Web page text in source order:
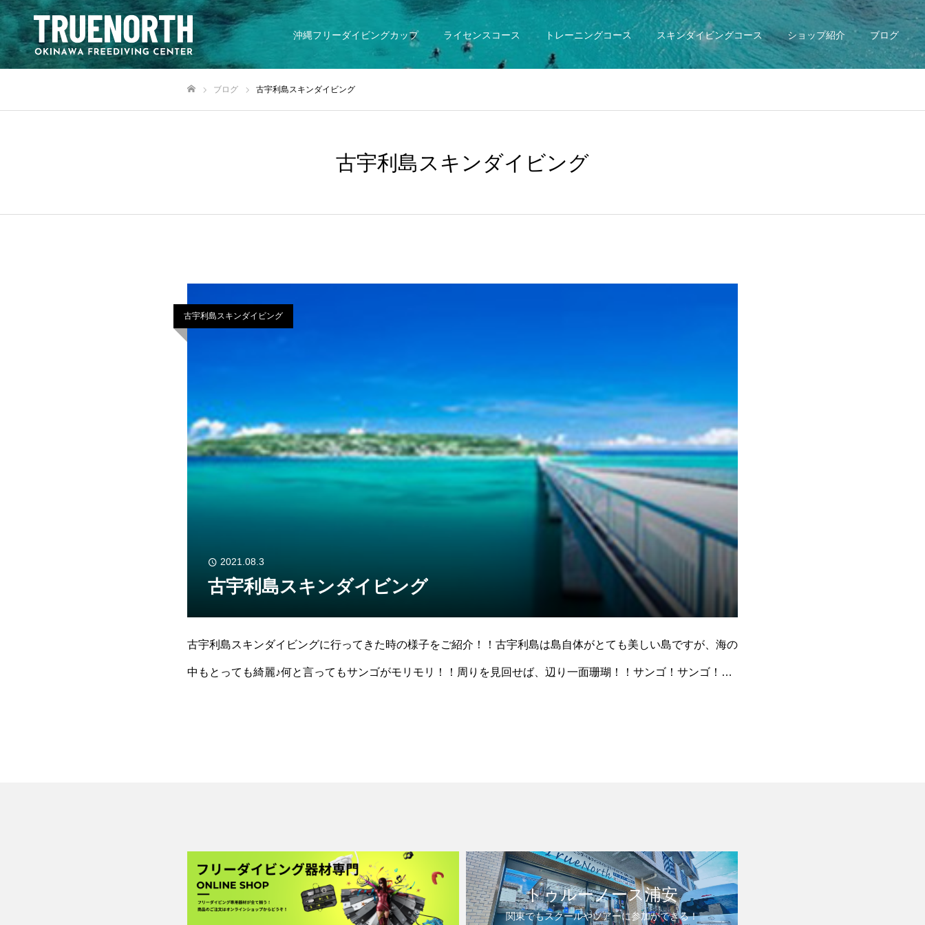
沖縄フリーダイビングカップ ライセンスコース トレーニングコース スキンダイビングコース ショップ紹介 ブログ
ブログ 古宇利島スキンダイビング
古宇利島スキンダイビング
古宇利島スキンダイビング
2021.08.3
古宇利島スキンダイビング
古宇利島スキンダイビングに行ってきた時の様子をご紹介！！古宇利島は島自体がとても美しい島ですが、海の
中もとっても綺麗♪何と言ってもサンゴがモリモリ！！周りを見回せば、辺り一面珊瑚！！サンゴ！サンゴ！サ
トゥルーノース浦安
関東でもスクールやツアーに参加ができる！